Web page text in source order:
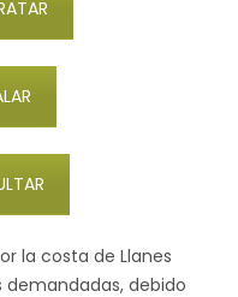
la costa de Llanes
debido